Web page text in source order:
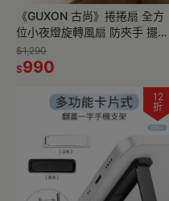
《GUXON 古尚》捲捲扇 全方
位小夜燈旋轉風扇 防夾手 擺頭
設計 站立/桌扇/臂爪 續航14h
$1,290
$990
12
折